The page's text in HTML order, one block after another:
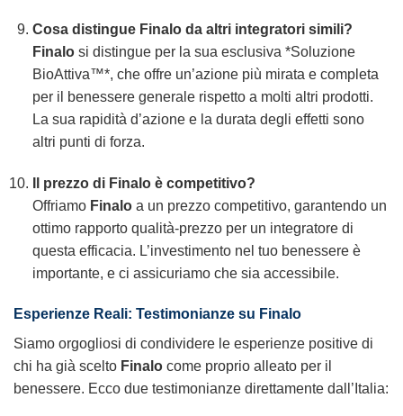
Cosa distingue Finaloda altri integratori simili?
Finalosi distingue per la sua esclusiva *Soluzione
BioAttiva™*, che offre un’azione più mirata e completa
per il benessere generale rispetto a molti altri prodotti.
La sua rapidità d’azione e la durata degli effetti sono
altri punti di forza.
Il prezzo di Finaloè competitivo?
Offriamo Finaloa un prezzo competitivo, garantendo un
ottimo rapporto qualità-prezzo per un integratore di
questa efficacia. L’investimento nel tuo benessere è
importante, e ci assicuriamo che sia accessibile.
Esperienze Reali: Testimonianze su Finalo
Siamo orgogliosi di condividere le esperienze positive di
chi ha già scelto Finalo come proprio alleato per il
benessere. Ecco due testimonianze direttamente dall’Italia: